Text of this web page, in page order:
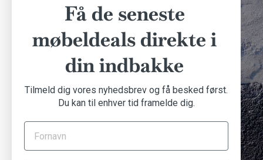
Få de seneste
møbeldeals direkte i
din indbakke
Tilmeld dig vores nyhedsbrev og få besked først.
Du kan til enhver tid framelde dig.